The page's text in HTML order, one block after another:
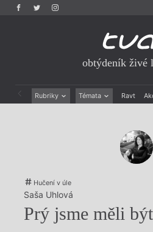
obtýdeník živé
Rubriky Témata Ravt
Výroční ceny
Hučení v úle
Saša Uhlová
Prý jsme měli